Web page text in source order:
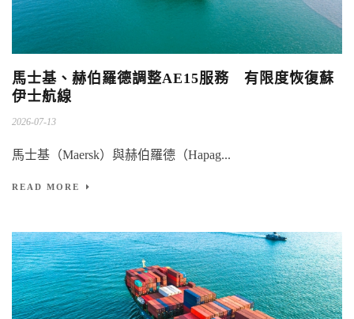
馬士基、赫伯羅德調整AE15服務 有限度恢復蘇
伊士航線
2026-07-13
馬士基（Maersk）與赫伯羅德（Hapag...
READ MORE